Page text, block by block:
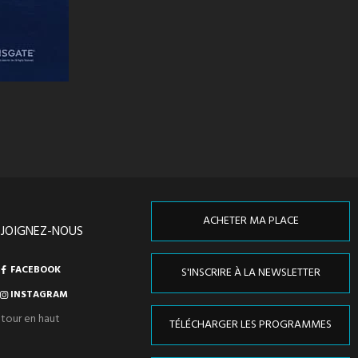
NOUS
FACEBOOK
INSTAGRAM
en haut
ACHETER MA PLACE
S'INSCRIRE À LA NEWSLETTER
TÉLÉCHARGER LES PROGRAMMES